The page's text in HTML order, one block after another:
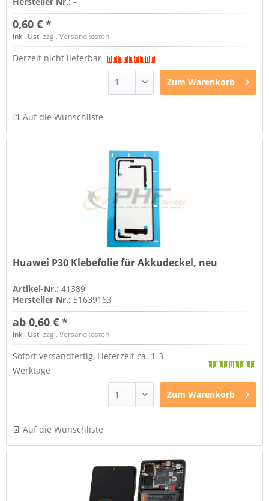
0,60 € *
inkl. Ust.zzgl. Versandkosten
Derzeit nicht lieferbar
Zum Warenkorb
Auf die Wunschliste
Huawei P30 Klebefolie für Akkudeckel, neu
Artikel-Nr.:41389
Hersteller Nr.: 51639163
ab 0,60 € *
inkl. Ust.zzgl. Versandkosten
Sofort versandfertig, Lieferzeit ca. 1-3
Werktage
Zum Warenkorb
Auf die Wunschliste